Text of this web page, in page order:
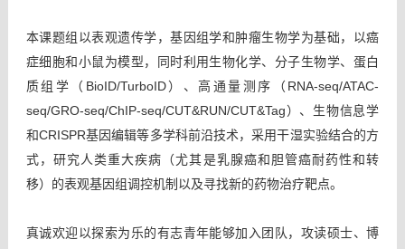
本课题组以表观遗传学，基因组学和肿瘤生物学为基础，以癌
症细胞和小鼠为模型，同时利用生物化学、分子生物学、蛋白
质组学（ BioID/TurboID）、高通量测序（ RNA-seq/ATAC-
seq/GRO-seq/ChIP-seq/CUT&RUN/CUT&Tag）、生物信息学
和CRISPR基因编辑等多学科前沿技术，采用干湿实验结合的方
式，研究人类重大疾病（尤其是乳腺癌和胆管癌耐药性和转
移）的表观基因组调控机制以及寻找新的药物治疗靶点。
真诚欢迎以探索为乐的有志青年能够加入团队，攻读硕士、博